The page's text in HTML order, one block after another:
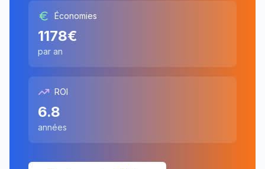
Économies
1178€
par an
ROI
6.8
années